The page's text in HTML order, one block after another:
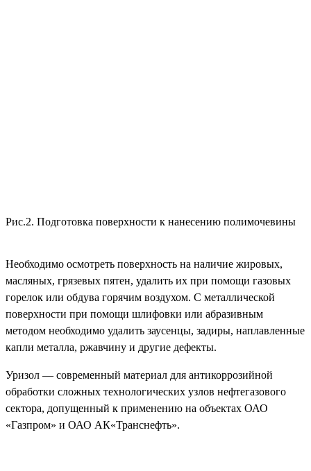
Рис.2. Подготовка поверхности к нанесению полимочевины
Необходимо осмотреть поверхность на наличие жировых,
масляных, грязевых пятен, удалить их при помощи газовых
горелок или обдува горячим воздухом. С металлической
поверхности при помощи шлифовки или абразивным
методом необходимо удалить заусенцы, задиры, наплавленные
капли металла, ржавчину и другие дефекты.
Уризол — современный материал для антикоррозийной
обработки сложных технологических узлов нефтегазового
сектора, допущенный к применению на объектах ОАО
«Газпром» и ОАО АК«Транснефть».